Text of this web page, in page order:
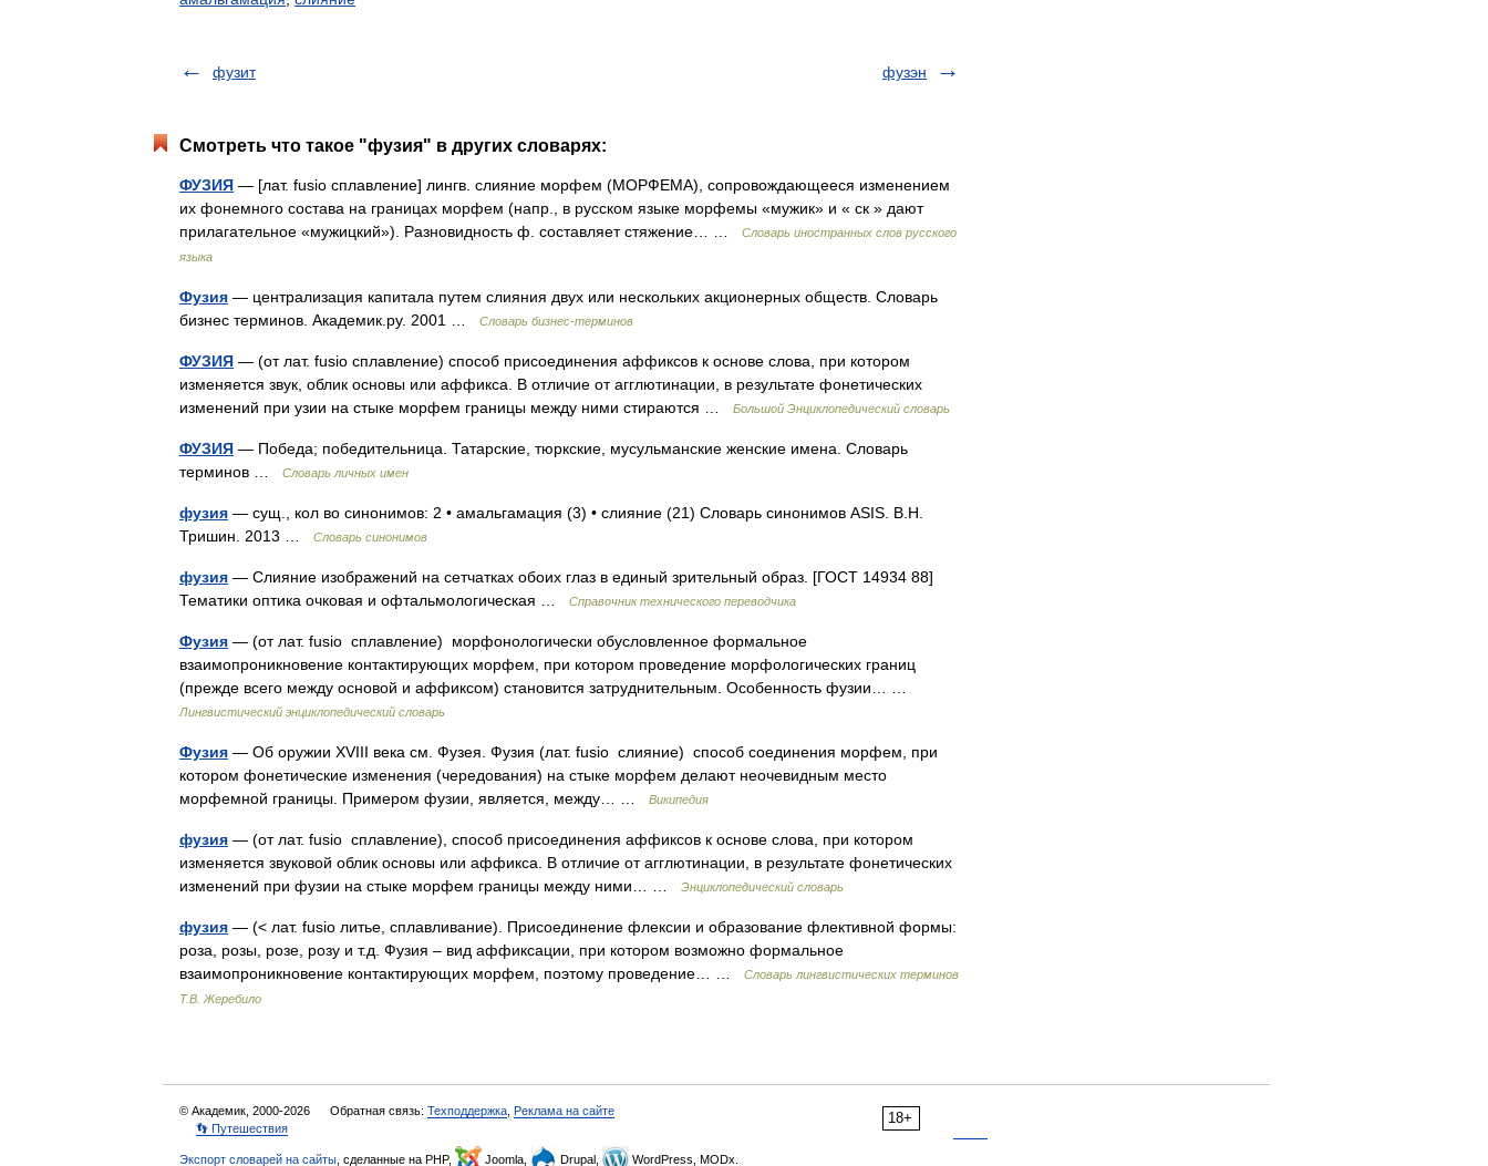
фузит фузэн
Смотреть что такое "фузия" в других словарях:
ФУЗИЯ — [лат. fusio сплавление] лингв. слияние морфем (МОРФЕМА), сопровождающееся изменением
их фонемного состава на границах морфем (напр., в русском языке морфемы «мужик» и « ск » дают
прилагательное «мужицкий»). Разновидность ф. составляет стяжение… …
Словарь иностранных слов русского
языка
Фузия — централизация капитала путем слияния двух или нескольких акционерных обществ. Словарь
бизнес терминов. Академик.ру. 2001 …
Словарь бизнес-терминов
ФУЗИЯ — (от лат. fusio сплавление) способ присоединения аффиксов к основе слова, при котором
изменяется звук, облик основы или аффикса. В отличие от агглютинации, в результате фонетических
изменений при узии на стыке морфем границы между ними стираются …
Большой Энциклопедический словарь
ФУЗИЯ — Победа; победительница. Татарские, тюркские, мусульманские женские имена. Словарь
терминов …
Словарь личных имен
фузия — сущ., кол во синонимов: 2 • амальгамация (3) • слияние (21) Словарь синонимов ASIS. В.Н.
Тришин. 2013 …
Словарь синонимов
фузия — Слияние изображений на сетчатках обоих глаз в единый зрительный образ. [ГОСТ 14934 88]
Тематики оптика очковая и офтальмологическая …
Справочник технического переводчика
Фузия — (от лат. fusio сплавление) морфонологически обусловленное формальное
взаимопроникновение контактирующих морфем, при котором проведение морфологических границ
(прежде всего между основой и аффиксом) становится затруднительным. Особенность фузии… …
Лингвистический энциклопедический словарь
Фузия — Об оружии XVIII века см. Фузея. Фузия (лат. fusio слияние) способ соединения морфем, при
котором фонетические изменения (чередования) на стыке морфем делают неочевидным место
морфемной границы. Примером фузии, является, между… …
Википедия
фузия — (от лат. fusio сплавление), способ присоединения аффиксов к основе слова, при котором
изменяется звуковой облик основы или аффикса. В отличие от агглютинации, в результате фонетических
изменений при фузии на стыке морфем границы между ними… …
Энциклопедический словарь
фузия — (< лат. fusio литье, сплавливание). Присоединение флексии и образование флективной формы:
роза, розы, розе, розу и т.д. Фузия – вид аффиксации, при котором возможно формальное
взаимопроникновение контактирующих морфем, поэтому проведение… …
Словарь лингвистических терминов
Т.В. Жеребило
18+
© Академик, 2000-2026 Обратная связь: Техподдержка Реклама на сайте
👣 Путешествия
Экспорт словарей на сайты , сделанные на PHP, Joomla, Drupal, WordPress, MODx.